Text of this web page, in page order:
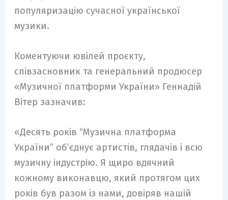
популяризацію сучасної української
музики.
Коментуючи ювілей проєкту,
співзасновник та генеральний продюсер
«Музичної платформи України» Геннадій
Вітер зазначив:
«Десять років “Музична платформа
України” об’єднує артистів, глядачів і всю
музичну індустрію. Я щиро вдячний
кожному виконавцю, який протягом цих
років був разом із нами, довіряв нашій